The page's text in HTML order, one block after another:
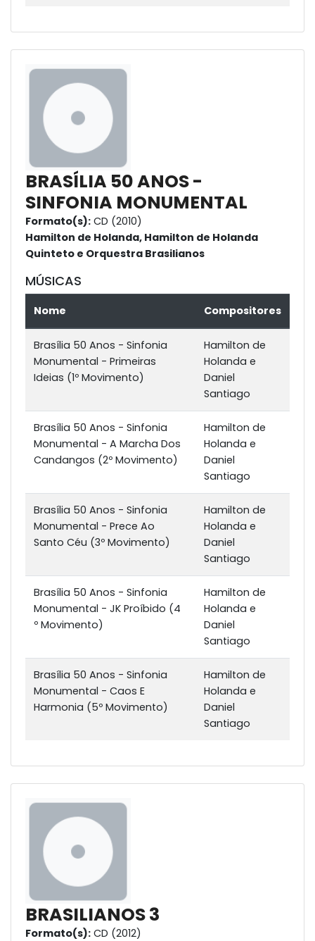
BRASÍLIA 50 ANOS -
SINFONIA MONUMENTAL
Formato(s): CD (2010)
Hamilton de Holanda, Hamilton de Holanda
Quinteto e Orquestra Brasilianos
MÚSICAS
Nome Compositores
Brasília 50 Anos - Sinfonia
Monumental - Primeiras
Ideias (1º Movimento)
Hamilton de
Holanda e
Daniel
Santiago
Brasília 50 Anos - Sinfonia
Monumental - A Marcha Dos
Candangos (2º Movimento)
Hamilton de
Holanda e
Daniel
Santiago
Brasília 50 Anos - Sinfonia
Monumental - Prece Ao
Santo Céu (3º Movimento)
Hamilton de
Holanda e
Daniel
Santiago
Brasília 50 Anos - Sinfonia
Monumental - JK Proíbido (4
º Movimento)
Hamilton de
Holanda e
Daniel
Santiago
Brasília 50 Anos - Sinfonia
Monumental - Caos E
Harmonia (5º Movimento)
Hamilton de
Holanda e
Daniel
Santiago
BRASILIANOS 3
Formato(s): CD (2012)